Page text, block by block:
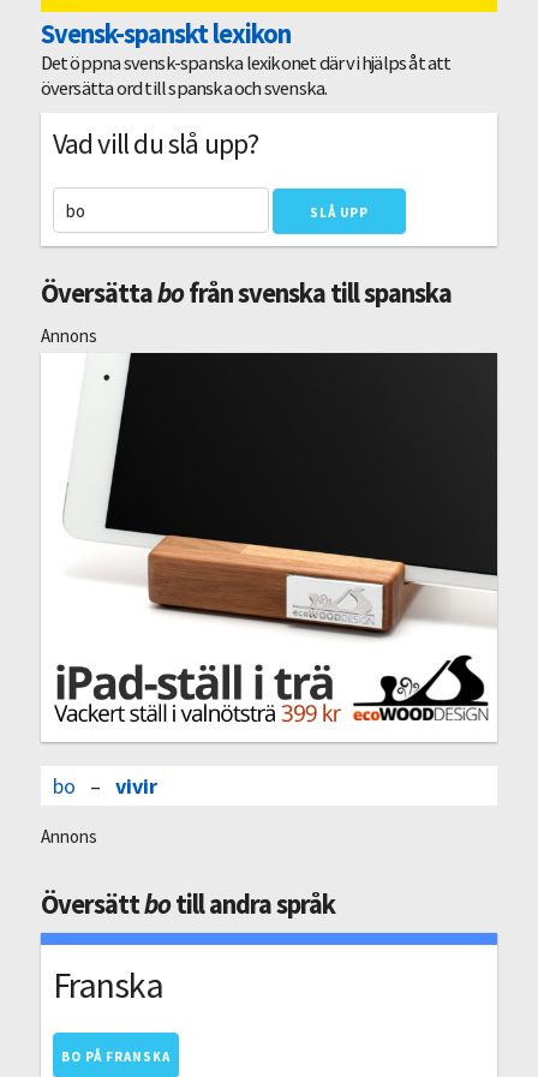
Svensk-spanskt lexikon
Det öppna svensk-spanska lexikonet där vi hjälps åt att
översätta ord till spanska och svenska.
Vad vill du slå upp?
Översättabofrån svenska till spanska
Annons
bo – vivir
Annons
Översättbotill andra språk
Franska
BO PÅ FRANSKA